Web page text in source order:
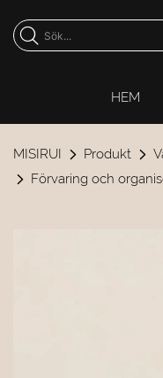
HEM
MISIRUI Produkt
Förvaring och